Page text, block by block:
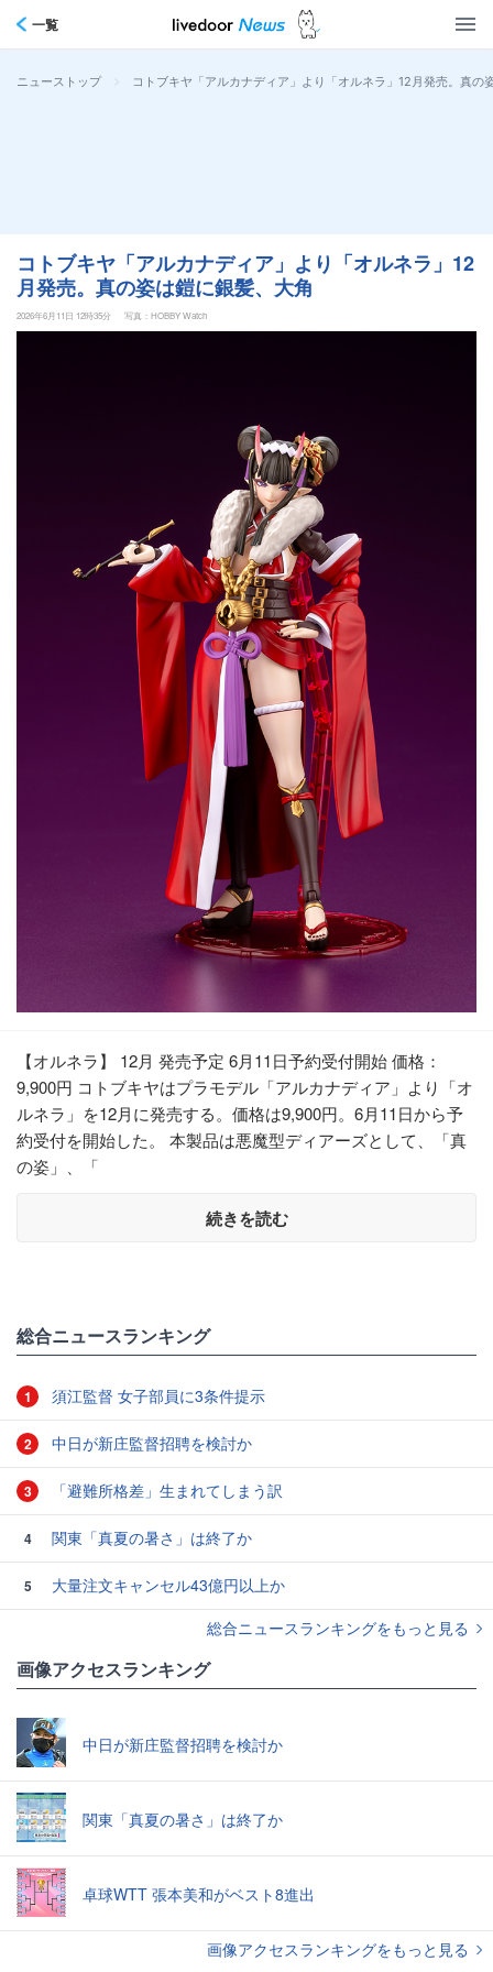
一覧
ニューストップ > コトブキヤ「アルカナディア」より「オルネラ」12月発売。真の
コトブキヤ「アルカナディア」より「オルネラ」12
月発売。真の姿は鎧に銀髪、大角
2026年6月11日 12時35分 写真：HOBBY Watch
【オルネラ】 12月 発売予定 6月11日予約受付開始 価格：
9,900円 コトブキヤはプラモデル「アルカナディア」より「オ
ルネラ」を12月に発売する。価格は9,900円。6月11日から予
約受付を開始した。 本製品は悪魔型ディアーズとして、「真
の姿」、「
続きを読む
総合ニュースランキング
1 須江監督 女子部員に3条件提示
2 中日が新庄監督招聘を検討か
3 「避難所格差」生まれてしまう訳
4 関東「真夏の暑さ」は終了か
5
大量注文キャンセル43億円以上か
総合ニュースランキングをもっと見る
画像アクセスランキング
中日が新庄監督招聘を検討か
関東「真夏の暑さ」は終了か
卓球WTT 張本美和がベスト8進出
画像アクセスランキングをもっと見る